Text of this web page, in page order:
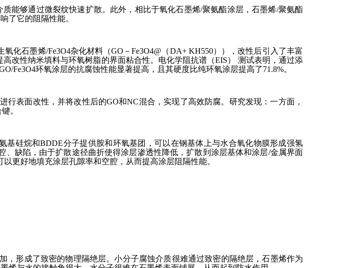
能够通过微裂纹快速扩散。此外，相比于氧化石墨烯/聚氨酯涂层，石墨烯/聚氨酯
了它的阻隔性能。
化石墨烯/Fe3O4杂化材料（GO－Fe3O4@（DA+ KH550）），改性后引入了丰富
改性纳米填料与环氧树脂的界面粘合性。电化学阻抗谱（EIS） 测试表明，通过添
Fe3O4环氧涂层的抗腐蚀性能显著提高，且其硬度比纯环氧涂层提高了71.8%。
表面改性，并将改性后的GO和NC混合，实现了高效防腐。研究发现：一方面，
。
硅烷和BDDE分子提供胺和环氧基团，可以在钢基体上与水合氧化物膜形成强氢
缺陷，由于扩散途径曲折使得涂层渗透性降低，扩散到涂层基体和涂层/金属界面
更好地填充涂层孔隙率和空腔，从而提高涂层阻隔性能。
形成了致密的物理隔绝层。小分子腐蚀介质很难通过致密的隔绝层，石墨烯作为